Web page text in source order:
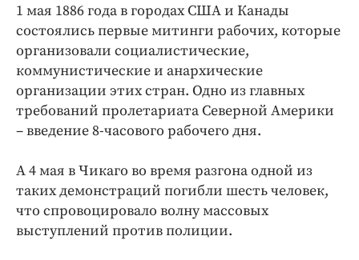
1 мая 1886 года в городах США и Канады
состоялись первые митинги рабочих, которые
организовали социалистические,
коммунистические и анархические
организации этих стран. Одно из главных
требований пролетариата Северной Америки
– введение 8-часового рабочего дня.
А 4 мая в Чикаго во время разгона одной из
таких демонстраций погибли шесть человек,
что спровоцировало волну массовых
выступлений против полиции.